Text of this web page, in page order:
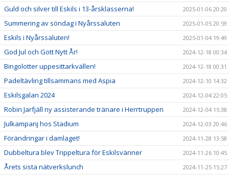
Guld och silver till Eskils i 13-årsklasserna! 2025-01-06 20:20
Summering av söndag i Nyårssaluten 2025-01-05 20:59
Eskils i Nyårssaluten! 2025-01-04 19:49
God Jul och Gott Nytt År! 2024-12-18 00:34
Bingolotter uppesittarkvällen! 2024-12-18 00:31
Padeltävling tillsammans med Aspia 2024-12-10 14:32
Eskilsgalan 2024 2024-12-04 22:05
Robin Jarfjäll ny assisterande tränare i Herrtruppen 2024-12-04 15:38
Julkampanj hos Stadium 2024-12-03 20:46
Förändringar i damlaget! 2024-11-28 13:58
Dubbeltura blev Trippeltura för Eskilsvänner 2024-11-26 10:45
Årets sista nätverkslunch 2024-11-25 15:27